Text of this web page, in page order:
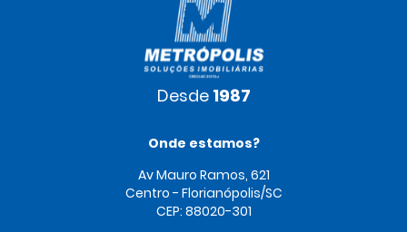
Desde 1987
Onde estamos?
Av Mauro Ramos, 621
Centro - Florianópolis/SC
CEP: 88020-301